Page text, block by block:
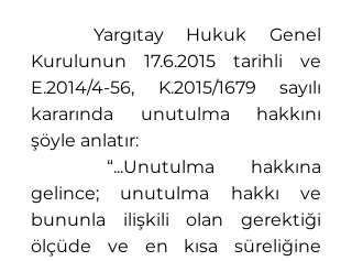
Kurulunun 17.6.2015 tarihli ve
E.2014/4-56, K.2015/1679 sayılı
kararında unutulma hakkını
şöyle anlatır:
gelince; unutulma hakkı ve
bununla ilişkili olan gerektiği
ölçüde ve en kısa süreliğine